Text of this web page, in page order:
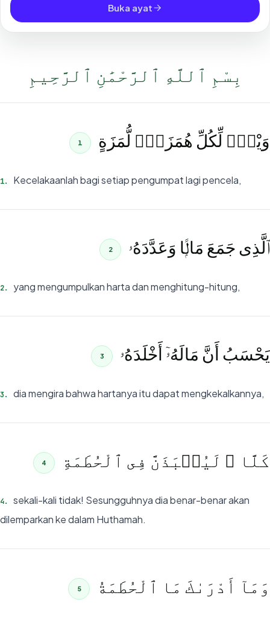
Buka ayat
بِسْمِ ٱللَّهِ ٱلرَّحْمَٰنِ ٱلرَّحِيمِ
وَيْلٌۭ لِّكُلِّ هُمَزَةٍۢ لُّمَزَةٍ 1
1. Kecelakaanlah bagi setiap pengumpat lagi pencela,
ٱلَّذِى جَمَعَ مَالًۭا وَعَدَّدَهُۥ 2
2. yang mengumpulkan harta dan menghitung-hitung,
يَحْسَبُ أَنَّ مَالَهُۥٓ أَخْلَدَهُۥ 3
3. dia mengira bahwa hartanya itu dapat mengkekalkannya,
كَلَّا ۖ لَيُنۢبَذَنَّ فِى ٱلْحُطَمَةِ 4
4.
sekali-kali tidak! Sesungguhnya dia benar-benar akan
dilemparkan ke dalam Huthamah.
وَمَآ أَدْرَىٰكَ مَا ٱلْحُطَمَةُ 5